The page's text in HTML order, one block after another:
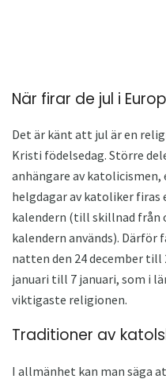
När firar de jul i
Det är känt att jul är en
Kristi födelsedag. Större
anhängare av katolicismen,
helgdagar av katoliker firas
kalendern (till skillnad från
kalendern används). Därför
natten den 24 december till
januari till 7 januari, som i
viktigaste religionen.
Traditioner av
I allmänhet kan man säga